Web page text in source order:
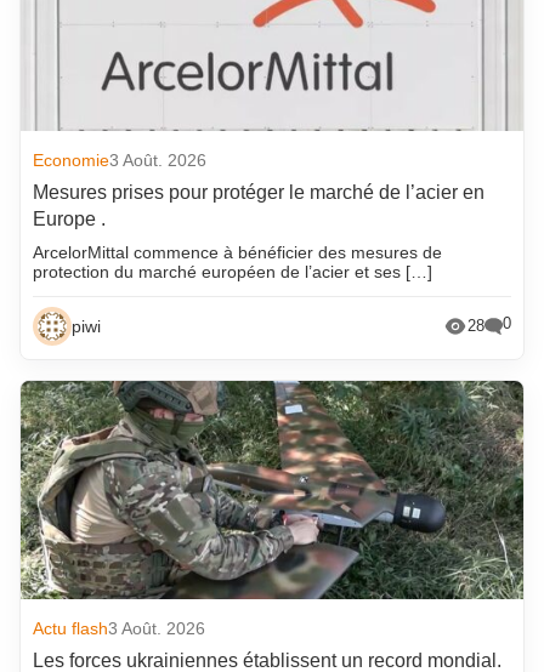
Economie3 Août. 2026
Mesures prises pour protéger le marché de l’acier en
Europe .
ArcelorMittal commence à bénéficier des mesures de
protection du marché européen de l’acier et ses […]
piwi 28 0
Actu flash3 Août. 2026
Les forces ukrainiennes établissent un record mondial.